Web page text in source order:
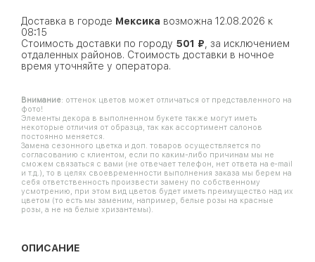
Доставка в городе Мексика возможна 12.08.2026 к
08:15
Стоимость доставки по городу 501 ₽ , за исключением
отдаленных районов. Стоимость доставки в ночное
время уточняйте у оператора.
Внимание: оттенок цветов может отличаться от представленного на
фото!
Элементы декора в выполненном букете также могут иметь
некоторые отличия от образца, так как ассортимент салонов
постоянно меняется.
Замена сезонного цветка и доп. товаров осуществляется по
согласованию с клиентом, если по каким-либо причинам мы не
сможем связаться с вами (не отвечает телефон, нет ответа на e-mail
и т.д.), то в целях своевременности выполнения заказа мы берем на
себя ответственность произвести замену по собственному
усмотрению, при этом вид цветов будет иметь преимущество над их
цветом (то есть мы заменим, например, белые розы на красные
розы, а не на белые хризантемы).
ОПИСАНИЕ